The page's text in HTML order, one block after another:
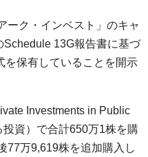
ーク・インベスト」のキャ
Schedule 13G報告書に基づ
を保有していることを開示
Investments in Public
資）で合計650万1株を購
77万9,619株を追加購入し